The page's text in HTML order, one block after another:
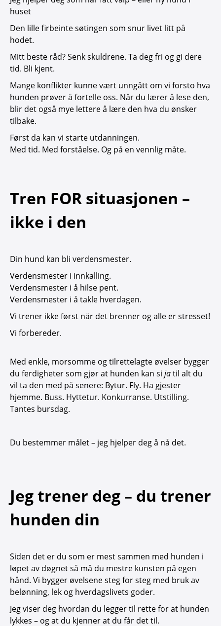
huset
Den lille firbeinte søtingen som snur livet litt på
hodet.
Mitt beste råd? Senk skuldrene. Ta deg fri og gi dere
tid. Bli kjent.
Mange konflikter kunne vært unngått om vi forsto hva
hunden prøver å fortelle oss. Når du lærer å lese den,
blir det også mye lettere å lære den hva du ønsker
tilbake.
Først da kan vi starte utdanningen.
Med tid. Med forståelse. Og på en vennlig måte.
Tren FOR situasjonen –
ikke i den
Din hund kan bli verdensmester.
Verdensmester i innkalling.
Verdensmester i å hilse pent.
Verdensmester i å takle hverdagen.
Vi trener ikke først når det brenner og alle er stresset!
Vi forbereder.
Med enkle, morsomme og tilrettelagte øvelser bygger
du ferdigheter som gjør at hunden kan si jatil alt du
vil ta den med på senere: Bytur. Fly. Ha gjester
hjemme. Buss. Hyttetur. Konkurranse. Utstilling.
Tantes bursdag.
Du bestemmer målet – jeg hjelper deg å nå det.
Jeg trener deg – du trener
hunden din
Siden det er du som er mest sammen med hunden i
løpet av døgnet så må du mestre kunsten på egen
hånd. Vi bygger øvelsene steg for steg med bruk av
belønning, lek og hverdagslivets goder.
Jeg viser deg hvordan du legger til rette for at hunden
lykkes – og at du kjenner at du får det til.